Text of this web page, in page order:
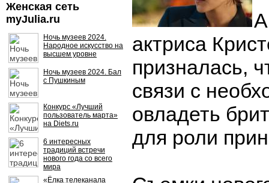
Женская сеть
myJulia.ru
Ночь музеев 2024.
Народное искусство на
высшем уровне
Ночь музеев 2024. Бал
с Пушкиным
Конкурс «Лучший
пользователь марта»
на Diets.ru
6 интересных
традиций встречи
нового года со всего
мира
«Ёлка телеканала
актриса
призналась,
связи с
овладеть
для роли